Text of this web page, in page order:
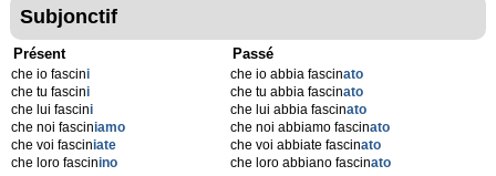
Subjonctif
Présent
che io fascini
che tu fascini
che lui fascini
che noi fasciniamo
che voi fasciniate
che loro fascinino
Passé
che io abbia fascinato
che tu abbia fascinato
che lui abbia fascinato
che noi abbiamo fascinato
che voi abbiate fascinato
che loro abbiano fascinato